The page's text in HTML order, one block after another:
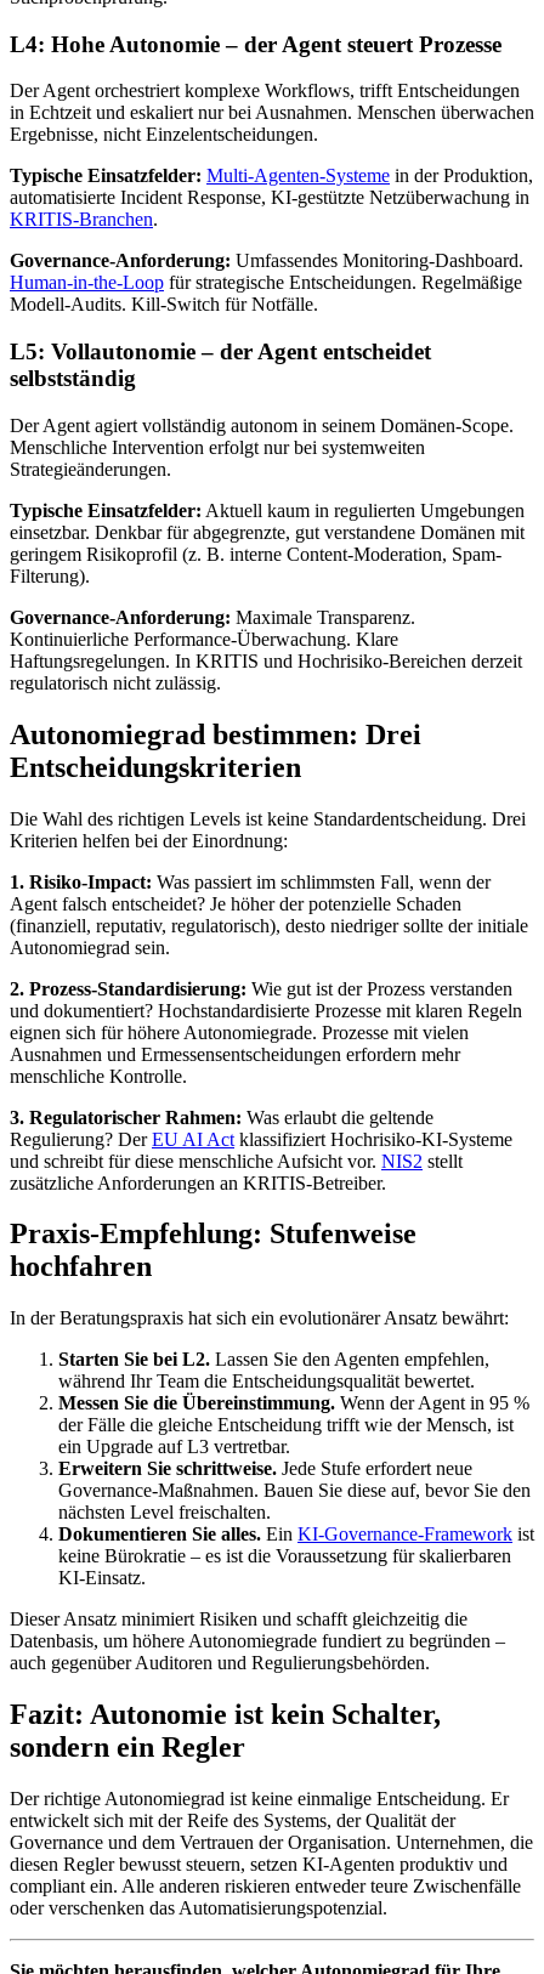
L4: Hohe Autonomie – der Agent steuert Prozesse
Der Agent orchestriert komplexe Workflows, trifft Entscheidungen
in Echtzeit und eskaliert nur bei Ausnahmen. Menschen überwachen
Ergebnisse, nicht Einzelentscheidungen.
Typische Einsatzfelder: Multi-Agenten-Systeme in der Produktion,
automatisierte Incident Response, KI-gestützte Netzüberwachung in
KRITIS-Branchen.
Governance-Anforderung: Umfassendes Monitoring-Dashboard.
Human-in-the-Loop für strategische Entscheidungen. Regelmäßige
Modell-Audits. Kill-Switch für Notfälle.
L5: Vollautonomie – der Agent entscheidet
selbstständig
Der Agent agiert vollständig autonom in seinem Domänen-Scope.
Menschliche Intervention erfolgt nur bei systemweiten
Strategieänderungen.
Typische Einsatzfelder: Aktuell kaum in regulierten Umgebungen
einsetzbar. Denkbar für abgegrenzte, gut verstandene Domänen mit
geringem Risikoprofil (z. B. interne Content-Moderation, Spam-
Filterung).
Governance-Anforderung: Maximale Transparenz.
Kontinuierliche Performance-Überwachung. Klare
Haftungsregelungen. In KRITIS und Hochrisiko-Bereichen derzeit
regulatorisch nicht zulässig.
Autonomiegrad bestimmen: Drei
Entscheidungskriterien
Die Wahl des richtigen Levels ist keine Standardentscheidung. Drei
Kriterien helfen bei der Einordnung:
1. Risiko-Impact: Was passiert im schlimmsten Fall, wenn der
Agent falsch entscheidet? Je höher der potenzielle Schaden
(finanziell, reputativ, regulatorisch), desto niedriger sollte der initiale
Autonomiegrad sein.
2. Prozess-Standardisierung: Wie gut ist der Prozess verstanden
und dokumentiert? Hochstandardisierte Prozesse mit klaren Regeln
eignen sich für höhere Autonomiegrade. Prozesse mit vielen
Ausnahmen und Ermessensentscheidungen erfordern mehr
menschliche Kontrolle.
3. Regulatorischer Rahmen: Was erlaubt die geltende
Regulierung? DerEU AI Act klassifiziert Hochrisiko-KI-Systeme
und schreibt für diese menschliche Aufsicht vor. NIS2 stellt
zusätzliche Anforderungen an KRITIS-Betreiber.
Praxis-Empfehlung: Stufenweise
hochfahren
In der Beratungspraxis hat sich ein evolutionärer Ansatz bewährt:
Starten Sie bei L2. Lassen Sie den Agenten empfehlen,
während Ihr Team die Entscheidungsqualität bewertet.
Messen Sie die Übereinstimmung. Wenn der Agent in 95 %
der Fälle die gleiche Entscheidung trifft wie der Mensch, ist
ein Upgrade auf L3 vertretbar.
Erweitern Sie schrittweise. Jede Stufe erfordert neue
Governance-Maßnahmen. Bauen Sie diese auf, bevor Sie den
nächsten Level freischalten.
Dokumentieren Sie alles. Ein KI-Governance-Framework ist
keine Bürokratie – es ist die Voraussetzung für skalierbaren
KI-Einsatz.
Dieser Ansatz minimiert Risiken und schafft gleichzeitig die
Datenbasis, um höhere Autonomiegrade fundiert zu begründen –
auch gegenüber Auditoren und Regulierungsbehörden.
Fazit: Autonomie ist kein Schalter,
sondern ein Regler
Der richtige Autonomiegrad ist keine einmalige Entscheidung. Er
entwickelt sich mit der Reife des Systems, der Qualität der
Governance und dem Vertrauen der Organisation. Unternehmen, die
diesen Regler bewusst steuern, setzen KI-Agenten produktiv und
compliant ein. Alle anderen riskieren entweder teure Zwischenfälle
oder verschenken das Automatisierungspotenzial.